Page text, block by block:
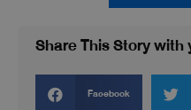
Share This Story
Facebook